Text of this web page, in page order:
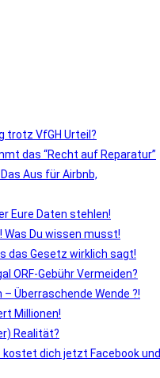
trotz VfGH Urteil?
das “Recht auf Reparatur”
Aus für Airbnb,
Eure Daten stehlen!
Was Du wissen musst!
das Gesetz wirklich sagt!
ORF-Gebühr Vermeiden?
Überraschende Wende ?!
Millionen!
Realität?
dich jetzt Facebook und